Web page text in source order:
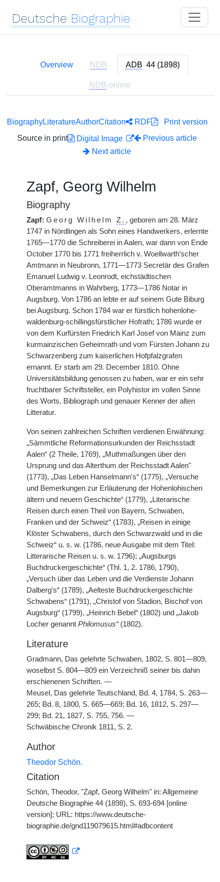
Deutsche Biographie
Overview NDB ADB 44 (1898)
NDB-online
BiographyLiteratureAuthorCitation RDF
Print version
Source in print
Digital Image
Previous article
Next article
Zapf, Georg Wilhelm
Biography
Zapf: Georg Wilhelm Z. , geboren am 28. März
1747 in Nördlingen als Sohn eines Handwerkers, erlernte
1765—1770 die Schreiberei in Aalen, war dann von Ende
October 1770 bis 1771 freiherrlich v. Woellwarth’scher
Amtmann in Neubronn, 1771—1773 Secretär des Grafen
Emanuel Ludwig v. Leonrodt, eichstädtischen
Oberamtmanns in Wahrberg, 1773—1786 Notar in
Augsburg. Von 1786 an lebte er auf seinem Gute Biburg
bei Augsburg. Schon 1784 war er fürstlich hohenlohe-
waldenburg-schillingsfürstlicher Hofrath; 1786 wurde er
von dem Kurfürsten Friedrich Karl Josef von Mainz zum
kurmainzischen Geheimrath und vom Fürsten Johann zu
Schwarzenberg zum kaiserlichen Hofpfalzgrafen
ernannt. Er starb am 29. December 1810. Ohne
Universitätsbildung genossen zu haben, war er ein sehr
fruchtbarer Schriftsteller, ein Polyhistor im vollen Sinne
des Worts, Bibliograph und genauer Kenner der alten
Litteratur.
Von seinen zahlreichen Schriften verdienen Erwähnung:
„Sämmtliche Reformationsurkunden der Reichsstadt
Aalen“ (2 Theile, 1769), „Muthmaßungen über den
Ursprung und das Alterthum der Reichsstadt Aalen"
(1773), „Das Leben Hanselmann's“ (1775), „Versuche
und Bemerkungen zur Erläuterung der Hohenlohischen
ältern und neuern Geschichte“ (1779), „Literarische
Reisen durch einen Theil von Bayern, Schwaben,
Franken und der Schweiz“ (1783), „Reisen in einige
Klöster Schwabens, durch den Schwarzwald und in die
Schweiz“ u. s. w. (1786, neue Ausgabe mit dem Titel:
Litterarische Reisen u. s. w. 1796); „Augsburgs
Buchdruckergeschichte“ (Thl. 1, 2. 1786, 1790),
„Versuch über das Leben und die Verdienste Johann
Dalberg's“ (1789), „Aelteste Buchdruckergeschichte
Schwabens“ (1791), „Christof von Stadion, Bischof von
Augsburg“ (1799), „Heinrich Bebel“ (1802) und „Jakob
Locher genannt Philomusus“(1802).
Literature
Gradmann, Das gelehrte Schwaben, 1802, S. 801—809,
woselbst S. 804—809 ein Verzeichniß seiner bis dahin
erschienenen Schriften. —
Meusel, Das gelehrte Teutschland, Bd. 4, 1784, S. 263—
265; Bd. 8, 1800, S. 665—669; Bd. 16, 1812, S. 297—
299; Bd. 21, 1827, S. 755, 756. —
Schwäbische Chronik 1811, S. 2.
Author
Theodor Schön.
Citation
Schön, Theodor, "Zapf, Georg Wilhelm" in: Allgemeine
Deutsche Biographie 44 (1898), S. 693-694 [online
version]; URL: https://www.deutsche-
biographie.de/gnd119079615.html#adbcontent